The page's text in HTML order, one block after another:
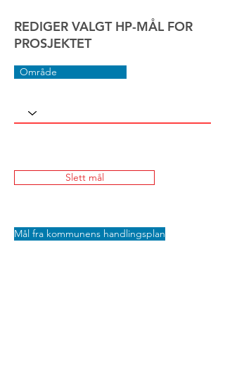
REDIGER VALGT HP-MÅL FOR
PROSJEKTET
Område
Slett mål
Mål fra kommunens handlingsplan